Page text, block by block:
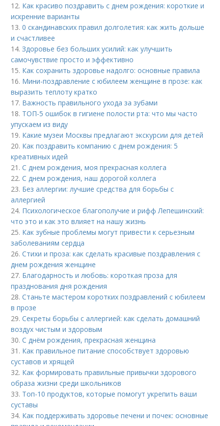
12. Как красиво поздравить с днем рождения: короткие и
искренние варианты
13.0 скандинавских правил долголетия: как жить дольше
и счастливее
14.Здоровье без больших усилий: как улучшить
самочувствие просто и эффективно
15. Как сохранить здоровье надолго: основные правила
16. Мини-поздравление с юбилеем женщине в прозе: как
выразить теплоту кратко
17. Важность правильного ухода за зубами
18. ТОП-5 ошибок в гигиене полости рта: что мы часто
упускаем из виду
19. Какие музеи Москвы предлагают экскурсии для детей
20. Как поздравить компанию с днем рождения: 5
креативных идей
21.С днем рождения, моя прекрасная коллега
22.С днем рождения, наш дорогой коллега
23. Без аллергии: лучшие средства для борьбы с
аллергией
24. Психологическое благополучие и рифф Лепешинский:
что это и как это влияет на нашу жизнь
25. Как зубные проблемы могут привести к серьезным
заболеваниям сердца
26.Стихи и проза: как сделать красивые поздравления с
днем рождения женщине
27. Благодарность и любовь: короткая проза для
празднования дня рождения
28.Станьте мастером коротких поздравлений с юбилеем
в прозе
29.Секреты борьбы с аллергией: как сделать домашний
воздух чистым и здоровым
30.С днём рождения, прекрасная женщина
31. Как правильное питание способствует здоровью
суставов и хрящей
32. Как формировать правильные привычки здорового
образа жизни среди школьников
33. Топ-10 продуктов, которые помогут укрепить ваши
суставы
34. Как поддерживать здоровье печени и почек: основные